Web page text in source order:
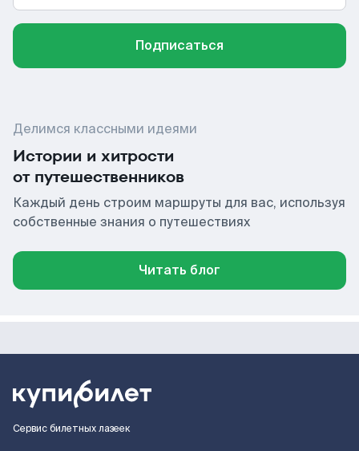
Подписаться
Делимся классными идеями
Истории и хитрости
от путешественников
Каждый день строим маршруты для вас, используя
собственные знания о путешествиях
Читать блог
Сервис билетных лазеек